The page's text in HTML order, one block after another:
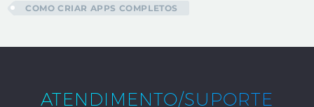
COMO CRIAR APPS COMPLETOS
ATENDIMENTO/SUPORTE